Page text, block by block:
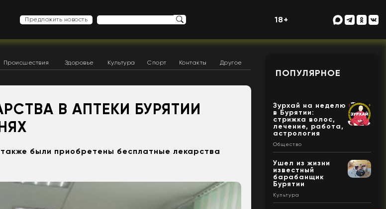
Предложить новость 18+
Происшествия Здоровье Культура Спорт Контакты Другое
В АПТЕКИ БУРЯТИИ
были приобретены бесплатные лекарства
ПОПУЛЯРНОЕ
Зурхай на неделю
в Бурятии:
стрижка волос,
лечение, работа,
астрология
Общество
Ушел из жизни
известный
барабанщик
Бурятии
Культура